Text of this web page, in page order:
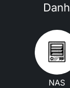
NAS